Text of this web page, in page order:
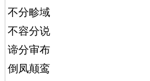
不分畛域
不容分说
谛分审布
倒凤颠鸾